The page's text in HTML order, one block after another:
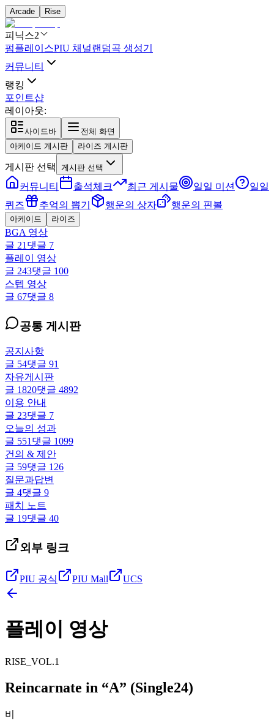
Arcade Rise
피닉스2
펌플레이스PIU 채널랜덤곡 생성기
커뮤니티
랭킹
포인트샵
레이아웃:
사이드바
전체 화면
아케이드 게시판
라이즈 게시판
게시판 선택 게시판 선택
커뮤니티 출석체크 최근 게시물 일일 미션
일일
퀴즈
추억의 뽑기 행운의 상자 행운의 핀볼
아케이드 라이즈
BGA 영상
글 21 댓글 7
플레이 영상
글 243댓글 100
스텝 영상
글 67댓글 8
공통 게시판
공지사항
글 54댓글 91
자유게시판
글 1820댓글 4892
이용 안내
글 23댓글 7
오늘의 성과
글 551댓글 1099
건의 & 제안
글 59댓글 126
질문과답변
글 4댓글 9
패치 노트
글 19댓글 40
외부 링크
PIU 공식 PIU Mall UCS
플레이 영상
RISE_VOL.1
Reincarnate in “A” (Single24)
비